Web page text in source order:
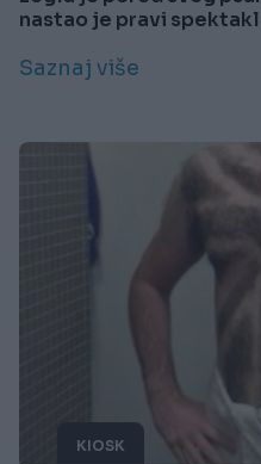
nastao je pravi spektakl
Saznaj više
KIOSK